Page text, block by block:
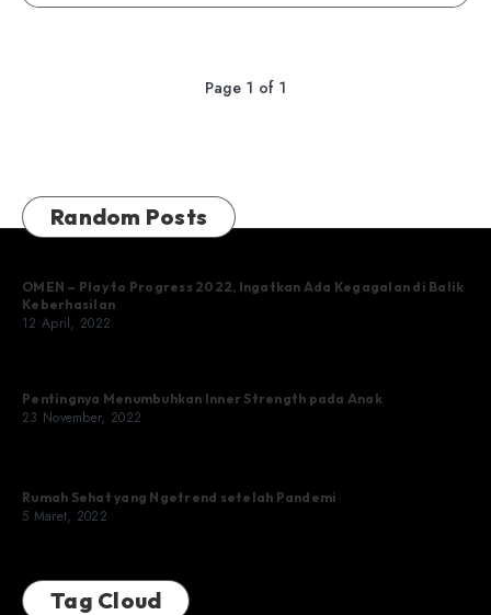
Page 1 of 1
Random Posts
OMEN – Play to Progress 2022, Ingatkan Ada Kegagalan di Balik
Keberhasilan
12 April, 2022
Pentingnya Menumbuhkan Inner Strength pada Anak
23 November, 2022
Rumah Sehat yang Ngetrend setelah Pandemi
5 Maret, 2022
Tag Cloud